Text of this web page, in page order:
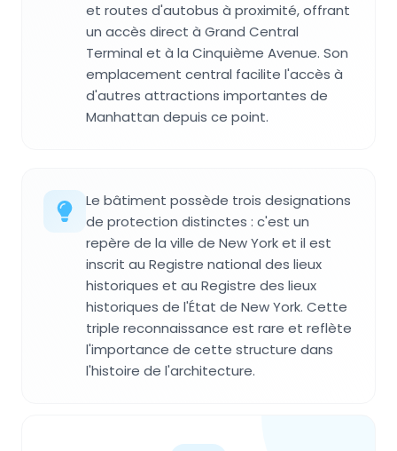
et routes d'autobus à proximité, offrant
un accès direct à Grand Central
Terminal et à la Cinquième Avenue. Son
emplacement central facilite l'accès à
d'autres attractions importantes de
Manhattan depuis ce point.
Le bâtiment possède trois designations
de protection distinctes : c'est un
repère de la ville de New York et il est
inscrit au Registre national des lieux
historiques et au Registre des lieux
historiques de l'État de New York. Cette
triple reconnaissance est rare et reflète
l'importance de cette structure dans
l'histoire de l'architecture.